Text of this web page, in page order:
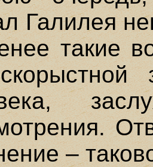
Галилея
такие
–